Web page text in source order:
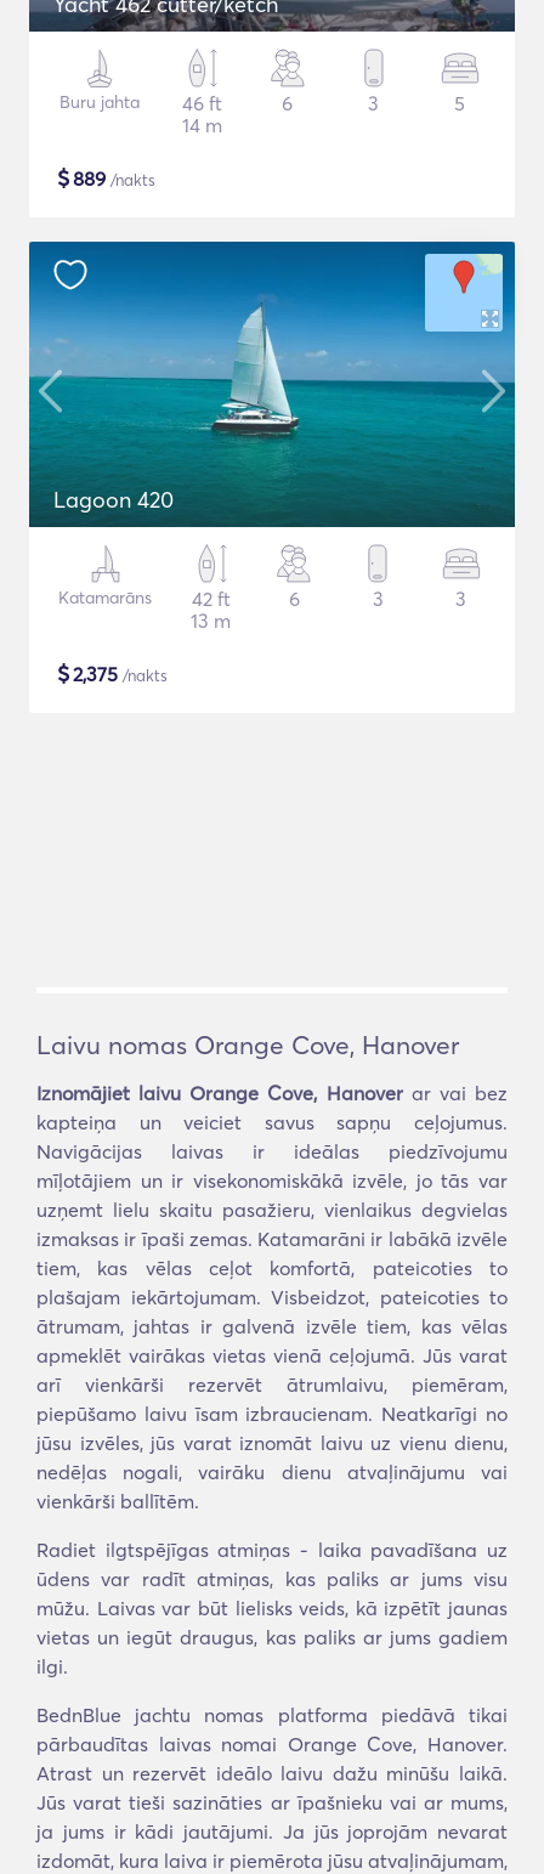
Buru jahta
46 ft
14 m
6 3 5
$889 /nakts
Lagoon 420
Katamarāns
42 ft
13 m
6 3 3
$2,375 /nakts
Laivu nomas Orange Cove, Hanover
Iznomājiet laivu Orange Cove, Hanoverar vai bez
kapteiņa un veiciet savus sapņu ceļojumus.
Navigācijas laivas ir ideālas piedzīvojumu
mīļotājiem un ir visekonomiskākā izvēle, jo tās var
uzņemt lielu skaitu pasažieru, vienlaikus degvielas
izmaksas ir īpaši zemas. Katamarāni ir labākā izvēle
tiem, kas vēlas ceļot komfortā, pateicoties to
plašajam iekārtojumam. Visbeidzot, pateicoties to
ātrumam, jahtas ir galvenā izvēle tiem, kas vēlas
apmeklēt vairākas vietas vienā ceļojumā. Jūs varat
arī vienkārši rezervēt ātrumlaivu, piemēram,
piepūšamo laivu īsam izbraucienam. Neatkarīgi no
jūsu izvēles, jūs varat iznomāt laivu uz vienu dienu,
nedēļas nogali, vairāku dienu atvaļinājumu vai
vienkārši ballītēm.
Radiet ilgtspējīgas atmiņas - laika pavadīšana uz
ūdens var radīt atmiņas, kas paliks ar jums visu
mūžu. Laivas var būt lielisks veids, kā izpētīt jaunas
vietas un iegūt draugus, kas paliks ar jums gadiem
ilgi.
BednBlue jachtu nomas platforma piedāvā tikai
pārbaudītas laivas nomai Orange Cove, Hanover.
Atrast un rezervēt ideālo laivu dažu minūšu laikā.
Jūs varat tieši sazināties ar īpašnieku vai ar mums,
ja jums ir kādi jautājumi. Ja jūs joprojām nevarat
izdomāt, kura laiva ir piemērota jūsu atvaļinājumam,